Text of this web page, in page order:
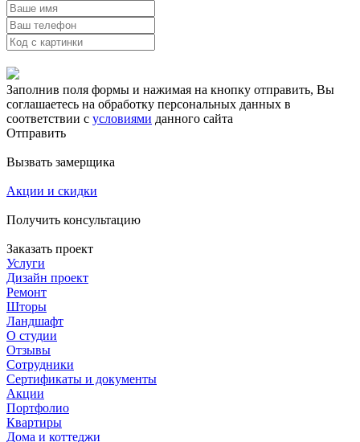
Заполнив поля формы и нажимая на кнопку отправить, Вы
соглашаетесь на обработку персональных данных в
соответствии с условиями данного сайта
Отправить
Вызвать замерщика
Акции и скидки
Получить консультацию
Заказать проект
Услуги
Дизайн проект
Ремонт
Шторы
Ландшафт
О студии
Отзывы
Сотрудники
Сертификаты и документы
Акции
Портфолио
Квартиры
Дома и коттеджи